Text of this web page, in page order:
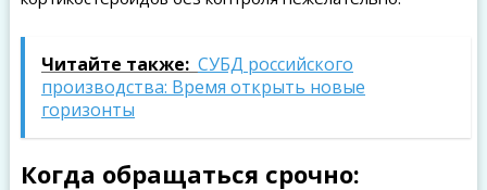
Читайте также: СУБД российского
производства: Время открыть новые
горизонты
Когда обращаться срочно: